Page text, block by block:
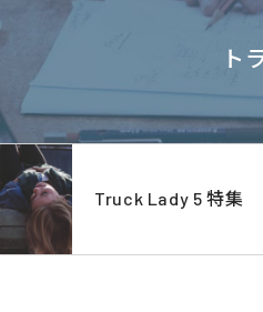
ト
Truck Lady 5 特集